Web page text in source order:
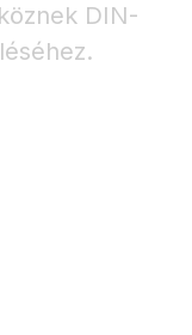
DIN-